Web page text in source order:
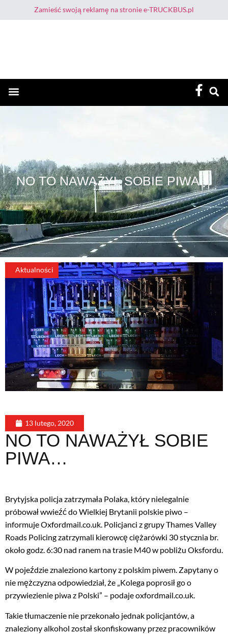
Zamieść swoją reklamę na stronie e-TRUCKBUS.pl
NO TO NAWAŻYŁ SOBIE PIWA…
Aktualności
13 lutego, 2020
NO TO NAWAŻYŁ SOBIE
PIWA…
Brytyjska policja zatrzymała Polaka, który nielegalnie
próbował wwieźć do Wielkiej Brytanii polskie piwo –
informuje Oxfordmail.co.uk. Policjanci z grupy Thames Valley
Roads Policing zatrzymali kierowcę ciężarówki 30 stycznia br.
około godz. 6:30 nad ranem na trasie M40 w pobliżu Oksfordu.
W pojeździe znaleziono kartony z polskim piwem. Zapytany o
nie mężczyzna odpowiedział, że „Kolega poprosił go o
przywiezienie piwa z Polski” – podaje oxfordmail.co.uk.
Takie tłumaczenie nie przekonało jednak policjantów, a
znaleziony alkohol został skonfiskowany przez pracowników